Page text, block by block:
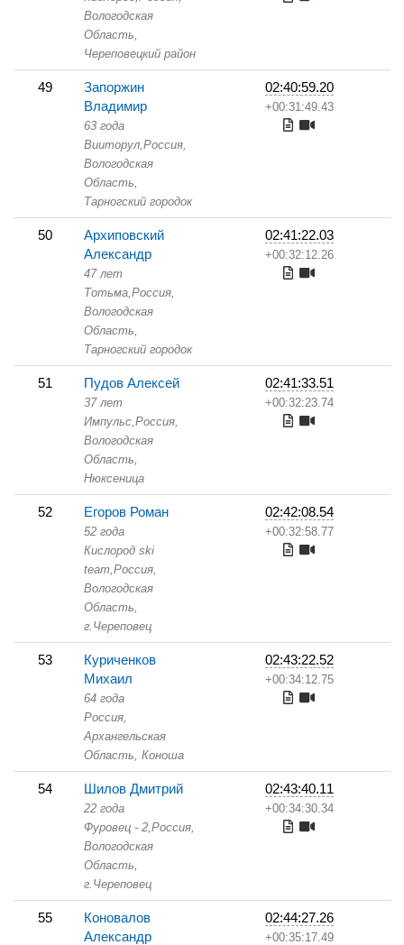
Вологодская
Область,
Череповецкий район
49
Запоржин
Владимир
63 года
Вииторул,Россия,
Вологодская
Область,
Тарногский городок
02:40:59.20
+00:31:49.43
50
Архиповский
Александр
47 лет
Тотьма,Россия,
Вологодская
Область,
Тарногский городок
02:41:22.03
+00:32:12.26
51 Пудов Алексей
37 лет
Импульс,Россия,
Вологодская
Область,
Нюксеница
02:41:33.51
+00:32:23.74
52 Егоров Роман
52 года
Кислород ski
team,Россия,
Вологодская
Область,
г.Череповец
02:42:08.54
+00:32:58.77
53
Куриченков
Михаил
64 года
Россия,
Архангельская
Область, Коноша
02:43:22.52
+00:34:12.75
54 Шилов Дмитрий
22 года
Фуровец - 2,Россия,
Вологодская
Область,
г.Череповец
02:43:40.11
+00:34:30.34
55
Коновалов
Александр
02:44:27.26
+00:35:17.49